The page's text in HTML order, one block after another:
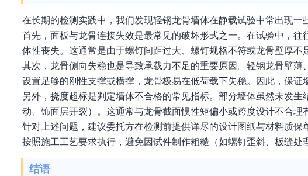
在长期的检测实践中，我们发现轻钢龙骨墙体在静载试验中常出现一
首先，面板与龙骨连接失效是最常见的破坏形式之一。在试验中，
体性丧失。这通常是由于螺钉间距过大、螺钉规格不符或龙骨壁厚
其次，龙骨侧向失稳也是导致承载力不足的重要原因。轻钢龙骨壁
设置足够的刚性支撑或横撑，龙骨极易在低荷载下失稳。因此，保证
另外，挠度超标是判定墙体不合格的常见指标。部分墙体虽然未发
动、饰面层开裂）。这通常与龙骨截面惯性矩偏小或跨度设计不合理
针对上述问题，建议委托方在检测前提供详尽的设计图纸与材料质
按照施工工艺要求执行，避免因试件制作粗糙（如螺钉歪斜、板缝处
结语